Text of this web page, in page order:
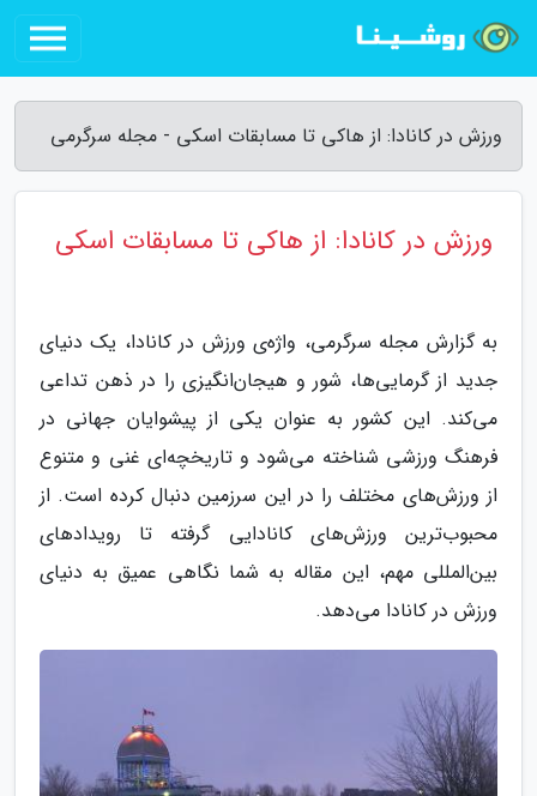
ورزش در کانادا: از هاکی تا مسابقات اسکی - مجله سرگرمی
ورزش در کانادا: از هاکی تا مسابقات اسکی
به گزارش مجله سرگرمی، واژه‌ی ورزش در کانادا، یک دنیای
جدید از گرمایی‌ها، شور و هیجان‌انگیزی را در ذهن تداعی
می‌کند. این کشور به عنوان یکی از پیشوایان جهانی در
فرهنگ ورزشی شناخته می‌شود و تاریخچه‌ای غنی و متنوع
از ورزش‌های مختلف را در این سرزمین دنبال کرده است. از
محبوب‌ترین ورزش‌های کانادایی گرفته تا رویدادهای
بین‌المللی مهم، این مقاله به شما نگاهی عمیق به دنیای
ورزش در کانادا می‌دهد.